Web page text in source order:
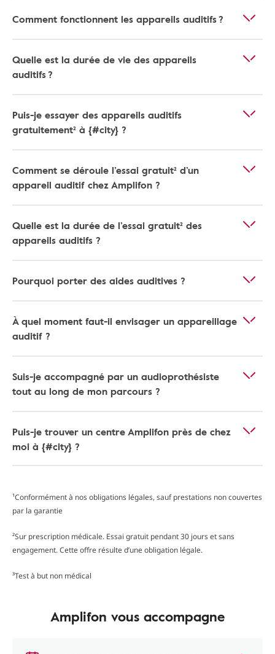
Comment fonctionnent les appareils auditifs ?
Quelle est la durée de vie des appareils
auditifs ?
Puis-je essayer des appareils auditifs
gratuitement² à {#city} ?
Comment se déroule l’essai gratuit² d’un
appareil auditif chez Amplifon ?
Quelle est la durée de l’essai gratuit² des
appareils auditifs ?
Pourquoi porter des aides auditives ?
À quel moment faut-il envisager un appareillage
auditif ?
Suis-je accompagné par un audioprothésiste
tout au long de mon parcours ?
Puis-je trouver un centre Amplifon près de chez
moi à {#city} ?
¹Conformément à nos obligations légales, sauf prestations non couvertes
par la garantie
²Sur prescription médicale. Essai gratuit pendant 30 jours et sans
engagement. Cette offre résulte d’une obligation légale.
³Test à but non médical
Amplifon vous accompagne